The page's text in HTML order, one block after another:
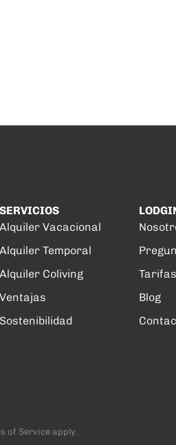
SERVICIOS
Alquiler Vacacional
Alquiler Temporal
Alquiler Coliving
Ventajas
Sostenibilidad
Tarifas
Blog
of Serviceapply.